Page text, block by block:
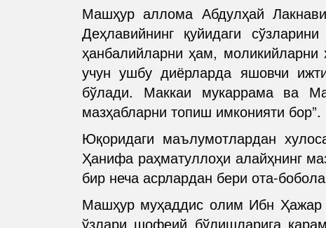
Машҳур аллома Абдулҳай
Деҳлавийнинг қуйидаги
ҳанбалийларни ҳам,
учун ушбу диёрларда яшовчи
бўлади. Маккаи мукаррама ва
мазҳабларни топиш имконияти бор”.
Юқоридаги маълумотлардан
Ҳанифа раҳматуллоҳи алайҳнинг
бир неча асрлардан бери ота-
Машҳур муҳаддис олим Ибн Ҳажар
ўзлари шофеий бўлишларига